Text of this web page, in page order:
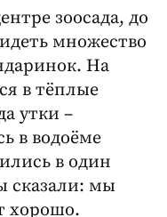
зоосада, до
множество
На
в тёплые
утки –
в водоёме
в один
сказали: мы
хорошо.